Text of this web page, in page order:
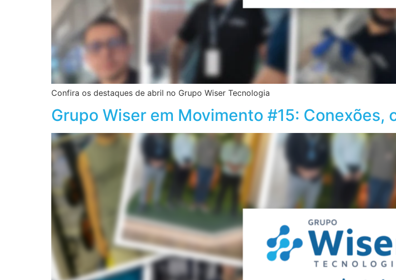
Confira os destaques de abril no Grupo Wiser Tecnologia
Grupo Wiser em Movimento #15: Conexões,